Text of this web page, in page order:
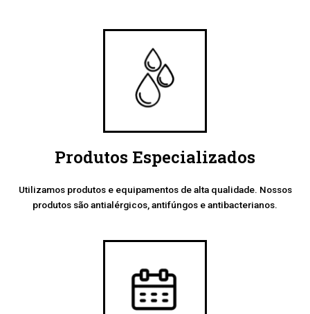
Produtos Especializados
Utilizamos produtos e equipamentos de alta qualidade. Nossos
produtos são antialérgicos, antifúngos e antibacterianos.